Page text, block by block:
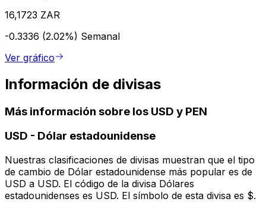
16,1723 ZAR
-0.3336 (2.02%) Semanal
Ver gráfico
Información de divisas
Más información sobre los USD y PEN
USD - Dólar estadounidense
Nuestras clasificaciones de divisas muestran que el tipo
de cambio de Dólar estadounidense más popular es de
USD a USD. El código de la divisa Dólares
estadounidenses es USD. El símbolo de esta divisa es $.